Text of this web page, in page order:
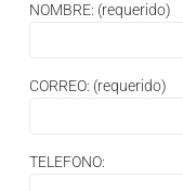
NOMBRE: (requerido)
CORREO: (requerido)
TELEFONO: